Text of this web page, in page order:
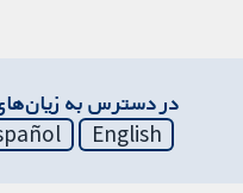
در دسترس به
English